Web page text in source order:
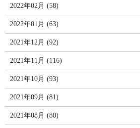
2022年02月 (58)
2022年01月 (63)
2021年12月 (92)
2021年11月 (116)
2021年10月 (93)
2021年09月 (81)
2021年08月 (80)